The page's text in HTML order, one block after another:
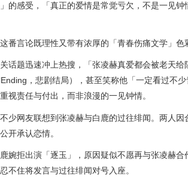
的感受，「真正的爱情是常觉亏欠，不是一见
番言论既理性又带有浓厚的「青春伤痛文学」色
话题迅速冲上热搜，「张凌赫真爱都会被老天
，悲剧结局），甚至笑称他「一定看过不
视责任与付出，而非浪漫的一见钟情。
少网友联想到张凌赫与白鹿的过往绯闻。两人
开承认恋情。
婉拒出演「逐玉」，原因疑似不愿再与张凌赫
不住将发言与过往绯闻对号入座。